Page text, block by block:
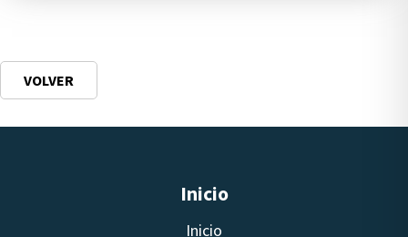
VOLVER
Inicio
Inicio